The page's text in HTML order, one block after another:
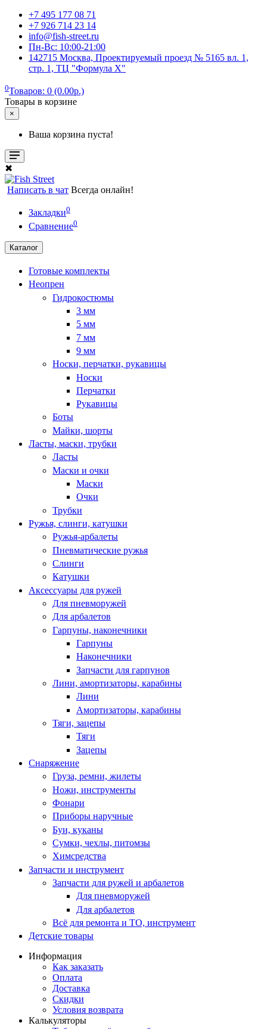
+7 495 177 08 71
+7 926 714 23 14
info@fish-street.ru
Пн-Вс: 10:00-21:00
142715 Москва, Проектируемый проезд № 5165 вл. 1,
стр. 1, ТЦ "Формула X"
0Товаров: 0 (0.00р.)
Товары в корзине
×
Ваша корзина пуста!
✖
Написать в чат Всегда онлайн!
Закладки0
Сравнение0
Каталог
Готовые комплекты
Неопрен
Гидрокостюмы
3 мм
5 мм
7 мм
9 мм
Носки, перчатки, рукавицы
Носки
Перчатки
Рукавицы
Боты
Майки, шорты
Ласты, маски, трубки
Ласты
Маски и очки
Маски
Очки
Трубки
Ружья, слинги, катушки
Ружья-арбалеты
Пневматические ружья
Слинги
Катушки
Аксессуары для ружей
Для пневморужей
Для арбалетов
Гарпуны, наконечники
Гарпуны
Наконечники
Запчасти для гарпунов
Лини, амортизаторы, карабины
Лини
Амортизаторы, карабины
Тяги, зацепы
Тяги
Зацепы
Снаряжение
Груза, ремни, жилеты
Ножи, инструменты
Фонари
Приборы наручные
Буи, куканы
Сумки, чехлы, питомзы
Химсредства
Запчасти и инструмент
Запчасти для ружей и арбалетов
Для пневморужей
Для арбалетов
Всё для ремонта и ТО, инструмент
Детские товары
Информация
Как заказать
Оплата
Доставка
Скидки
Условия возврата
Калькуляторы